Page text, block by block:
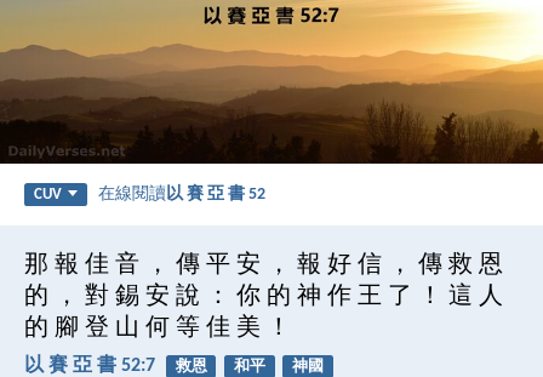
CUV 在線閱讀以 賽 亞 書 52
那 報 佳 音 ， 傳 平 安 ， 報 好 信 ， 傳 救 恩
的 ， 對 錫 安 說 ： 你 的 神 作 王 了 ！ 這 人
的 腳 登 山 何 等 佳 美 ！
以 賽 亞 書 52:7 救恩 和平 神國